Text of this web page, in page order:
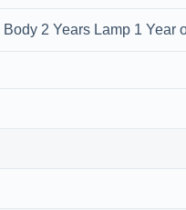
Body 2 Years Lamp 1 Year